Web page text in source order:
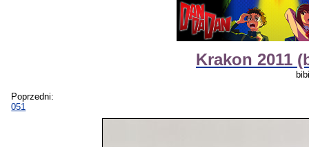
Krakon 2011
Poprzedni:
051